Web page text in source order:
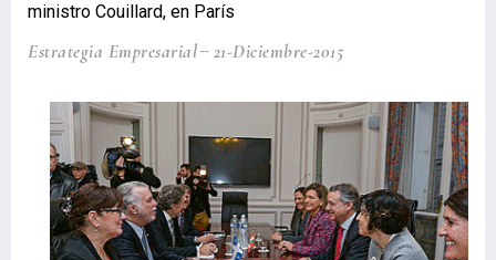
ministro Couillard, en París
Estrategia Empresarial 21-Diciembre-2015